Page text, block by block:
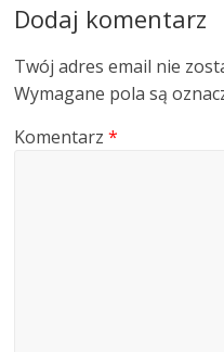
Dodaj komentarz
Twój adres email nie
Wymagane pola są
Komentarz*